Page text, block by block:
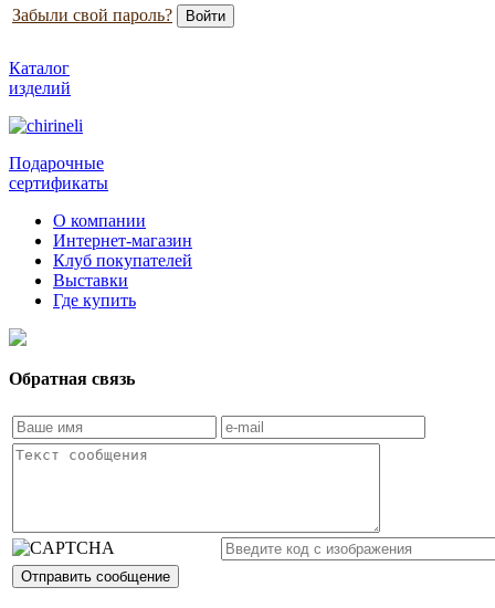
Забыли свой пароль?
Каталог
изделий
Подарочные
сертификаты
О компании
Интернет-магазин
Клуб покупателей
Выставки
Где купить
Обратная связь